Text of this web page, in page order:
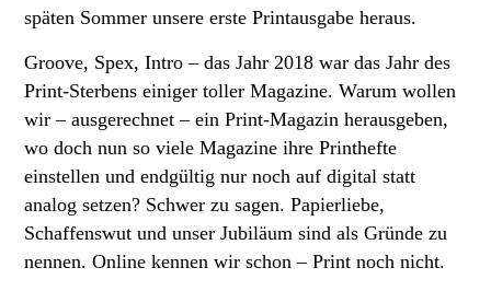
späten Sommer unsere erste Printausgabe heraus.
Groove, Spex, Intro – das Jahr 2018 war das Jahr des
Print-Sterbens einiger toller Magazine. Warum wollen
wir – ausgerechnet – ein Print-Magazin herausgeben,
wo doch nun so viele Magazine ihre Printhefte
einstellen und endgültig nur noch auf digital statt
analog setzen? Schwer zu sagen. Papierliebe,
Schaffenswut und unser Jubiläum sind als Gründe zu
nennen. Online kennen wir schon – Print noch nicht.